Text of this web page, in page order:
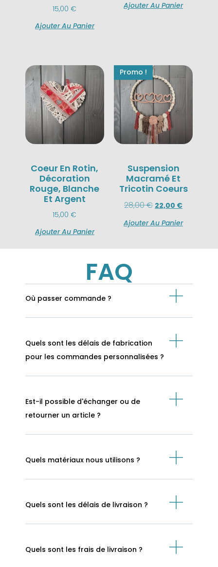
15,00€
Ajouter Au Panier
Ajouter Au Panier
Coeur En Rotin,
Décoration
Rouge, Blanche
Et Argent
15,00€
Ajouter Au Panier
Promo !
Suspension
Macramé Et
Tricotin Coeurs
28,00€ 22,00 €
Ajouter Au Panier
FAQ
Où passer commande ?
Quels sont les délais de fabrication
pour les commandes personnalisées ?
Est-il possible d'échanger ou de
retourner un article ?
Quels matériaux nous utilisons ?
Quels sont les délais de livraison ?
Quels sont les frais de livraison ?